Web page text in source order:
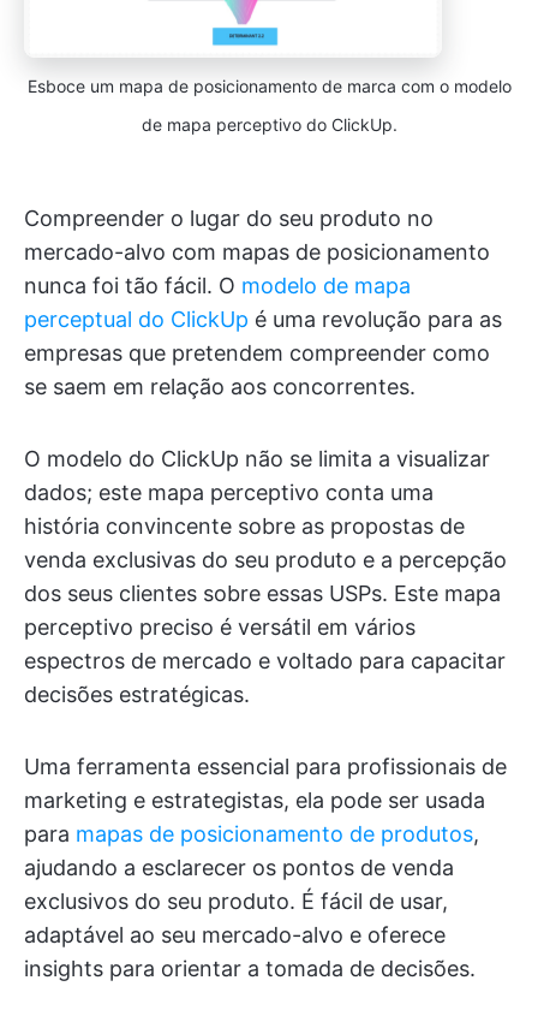
Esboce um mapa de posicionamento de marca com o modelo
de mapa perceptivo do ClickUp.
Compreender o lugar do seu produto no
mercado-alvo com mapas de posicionamento
nunca foi tão fácil. O modelo de mapa
perceptual do ClickUp é uma revolução para as
empresas que pretendem compreender como
se saem em relação aos concorrentes.
O modelo do ClickUp não se limita a visualizar
dados; este mapa perceptivo conta uma
história convincente sobre as propostas de
venda exclusivas do seu produto e a percepção
dos seus clientes sobre essas USPs. Este mapa
perceptivo preciso é versátil em vários
espectros de mercado e voltado para capacitar
decisões estratégicas.
Uma ferramenta essencial para profissionais de
marketing e estrategistas, ela pode ser usada
para mapas de posicionamento de produtos,
ajudando a esclarecer os pontos de venda
exclusivos do seu produto. É fácil de usar,
adaptável ao seu mercado-alvo e oferece
insights para orientar a tomada de decisões.